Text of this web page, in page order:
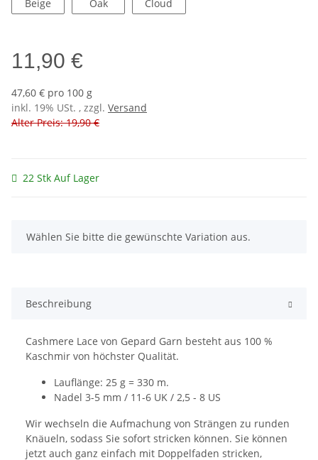
11,90 €
47,60 € pro 100 g
inkl. 19% USt. , zzgl. Versand
Alter Preis: 19,90 €
22 Stk Auf Lager
x
Wählen Sie bitte die gewünschte Variation aus.
Beschreibung
Cashmere Lace von Gepard Garn besteht aus 100 %
Kaschmir von höchster Qualität.
Lauflänge: 25 g = 330 m.
Nadel 3-5 mm / 11-6 UK / 2,5 - 8 US
Wir wechseln die Aufmachung von Strängen zu runden
Knäueln, sodass Sie sofort stricken können. Sie können
jetzt auch ganz einfach mit Doppelfaden stricken,